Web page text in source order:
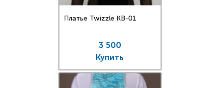
Платье Twizzle КВ-01
3 500
Купить